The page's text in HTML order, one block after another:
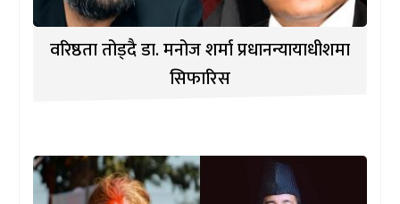
वरिष्ठता तोड्दै डा. मनोज शर्मा प्रधानन्यायाधीशमा
सिफारिस